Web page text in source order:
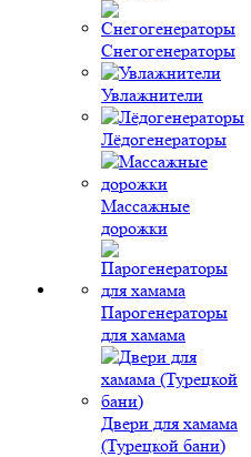
Снегогенераторы
Увлажнители
Лёдогенераторы
Массажные
дорожки
Парогенераторы
для хамама
Двери для хамама
(Турецкой бани)